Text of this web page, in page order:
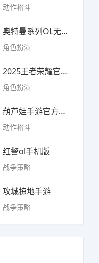
动作格斗
奥特曼系列OL无限光元(9
角色扮演
2025王者荣耀官方全服版本
角色扮演
葫芦娃手游官方最新版
动作格斗
红警ol手机版
战争策略
攻城掠地手游
战争策略